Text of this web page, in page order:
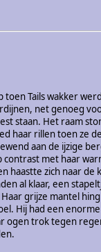
toen Tails wakker
net genoeg
staan. Het raam
haar rillen toen ze
aan de ijzige
met haar
haastte zich naar de
al klaar, een
grijze mantel
Hij had een enorme
ogen trok tegen